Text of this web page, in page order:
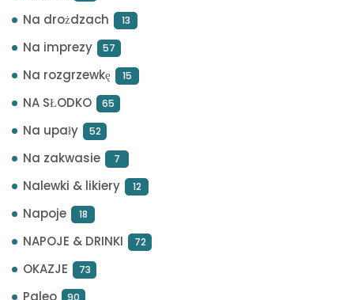
Na drożdzach 13
Na imprezy 57
Na rozgrzewkę 15
NA SŁODKO 65
Na upały 52
Na zakwasie 7
Nalewki & likiery 12
Napoje 18
NAPOJE & DRINKI 72
OKAZJE 73
Paleo 90